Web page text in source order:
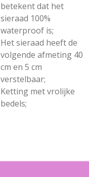
betekent dat het
sieraad 100%
waterproof is;
Het sieraad heeft de
volgende afmeting 40
cm en 5 cm
verstelbaar;
Ketting met vrolijke
bedels;